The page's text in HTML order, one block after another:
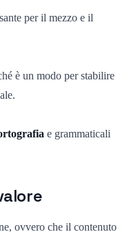
per il mezzo e il
è un modo per stabilire
e grammaticali
ovvero che il contenuto